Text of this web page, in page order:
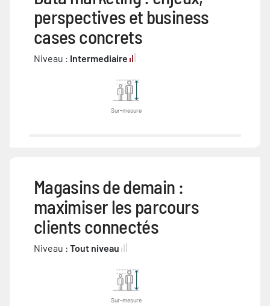
perspectives et business
cases concrets
Niveau : Intermediaire
Sur-mesure
Magasins de demain :
maximiser les parcours
clients connectés
Niveau : Tout niveau
Sur-mesure